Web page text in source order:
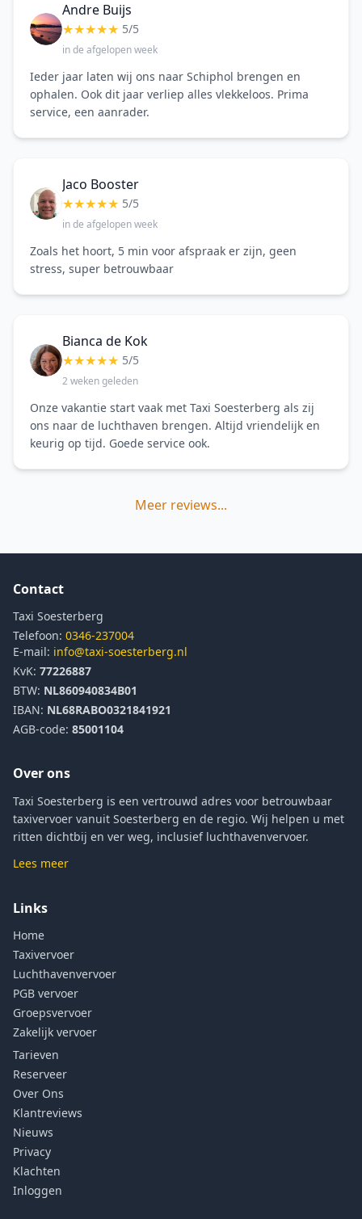
Andre Buijs
★★★★★ 5/5
in de afgelopen week
Ieder jaar laten wij ons naar Schiphol brengen en
ophalen. Ook dit jaar verliep alles vlekkeloos. Prima
service, een aanrader.
Jaco Booster
★★★★★ 5/5
in de afgelopen week
Zoals het hoort, 5 min voor afspraak er zijn, geen
stress, super betrouwbaar
Bianca de Kok
★★★★★ 5/5
2 weken geleden
Onze vakantie start vaak met Taxi Soesterberg als zij
ons naar de luchthaven brengen. Altijd vriendelijk en
keurig op tijd. Goede service ook.
Meer reviews...
Contact
Taxi Soesterberg
Telefoon: 0346-237004
E-mail: info@taxi-soesterberg.nl
KvK: 77226887
BTW: NL860940834B01
IBAN: NL68RABO0321841921
AGB-code: 85001104
Over ons
Taxi Soesterberg is een vertrouwd adres voor betrouwbaar
taxivervoer vanuit Soesterberg en de regio. Wij helpen u met
ritten dichtbij en ver weg, inclusief luchthavenvervoer.
Lees meer
Links
Home
Taxivervoer
Luchthavenvervoer
PGB vervoer
Groepsvervoer
Zakelijk vervoer
Tarieven
Reserveer
Over Ons
Klantreviews
Nieuws
Privacy
Klachten
Inloggen